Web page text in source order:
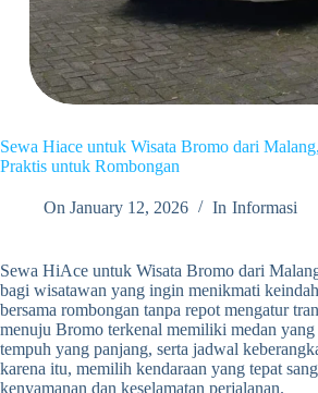
Sewa Hiace untuk Wisata Bromo dari
Praktis untuk Rombongan
On January 12, 2026 In Informasi
Sewa HiAce untuk Wisata Bromo dari
bagi wisatawan yang ingin menikmati
bersama rombongan tanpa repot mengatur
menuju Bromo terkenal memiliki medan
tempuh yang panjang, serta jadwal
karena itu, memilih kendaraan yang tepat
kenyamanan dan keselamatan perjalanan.